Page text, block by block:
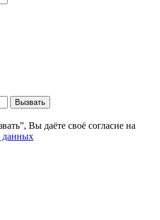
Вызвать
Вы даёте своё согласие на
данных